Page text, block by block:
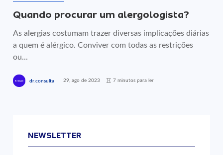
Quando procurar um alergologista?
As alergias costumam trazer diversas implicações diárias
a quem é alérgico. Conviver com todas as restrições
ou...
dr.consulta 29, ago de 2023 7 minutos para ler
NEWSLETTER